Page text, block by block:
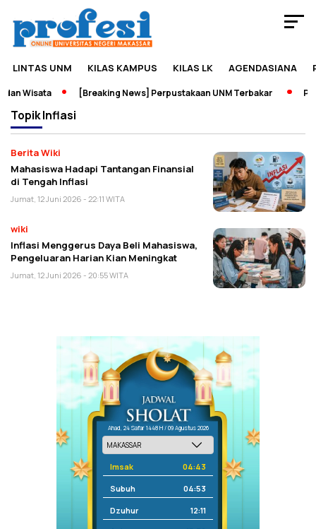
LINTAS UNM KILAS KAMPUS KILAS LK AGENDASIANA
Wisata [Breaking News] Perpustakaan UNM Terbakar
TopikInflasi
Berita Wiki
Mahasiswa Hadapi Tantangan Finansial
di Tengah Inflasi
Jumat, 12 Juni 2026 - 22:11 WITA
wiki
Inflasi Menggerus Daya Beli Mahasiswa,
Pengeluaran Harian Kian Meningkat
Jumat, 12 Juni 2026 - 20:55 WITA
Ahad, 24 Safar 1448 H / 09 Agustus 2026
Imsak 04:43
Subuh 04:53
Dzuhur 12:11